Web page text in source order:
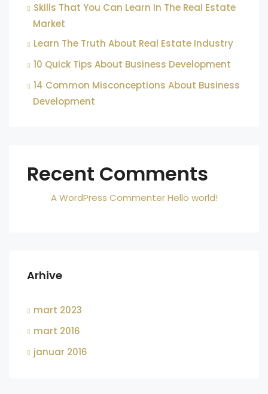
Skills That You Can Learn In The Real Estate
Market
Learn The Truth About Real Estate Industry
10 Quick Tips About Business Development
14 Common Misconceptions About Business
Development
Recent Comments
A WordPress CommenterHello world!
Arhive
mart 2023
mart 2016
januar 2016